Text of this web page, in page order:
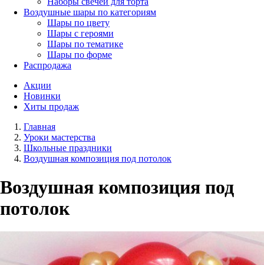
Воздушные шары по категориям
Шары по цвету
Шары с героями
Шары по тематике
Шары по форме
Распродажа
Акции
Новинки
Хиты продаж
Главная
Уроки мастерства
Школьные праздники
Воздушная композиция под потолок
Воздушная композиция под
потолок